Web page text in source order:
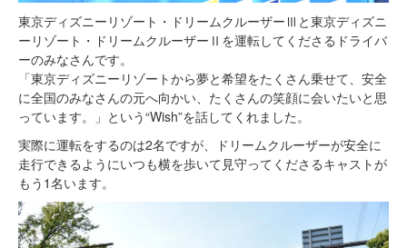
東京ディズニーリゾート・ドリームクルーザーⅢと東京ディズニ
ーリゾート・ドリームクルーザーⅡを運転してくださるドライバ
ーのみなさんです。
「東京ディズニーリゾートから夢と希望をたくさん乗せて、安全
に全国のみなさんの元へ向かい、たくさんの笑顔に会いたいと思
っています。」という“Wish”を話してくれました。
実際に運転をするのは2名ですが、ドリームクルーザーが安全に
走行できるようにいつも横を歩いて見守ってくださるキャストが
もう1名います。